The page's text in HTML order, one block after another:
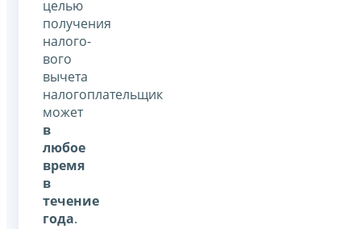
целью
получения
налого­
вого
вычета
налогоплательщик
может
в
любое
время
в
течение
года.